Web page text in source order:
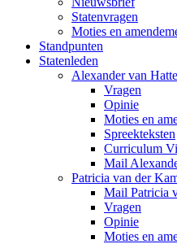
Statenvragen
Moties en
Standpunten
Statenleden
Alexander van
Vragen
Opinie
Moties en
Spreekteksten
Curriculum
Mail
Patricia van der
Mail Patricia
Vragen
Opinie
Moties en